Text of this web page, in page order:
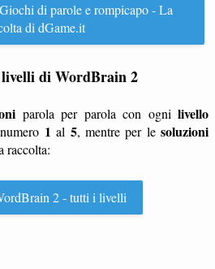
di parole e rompicapo - La
di dGame.it
di WordBrain 2
parola per parola con ogni livello
1 al 5, mentre per lesoluzioni
raccolta:
2 - tutti i livelli